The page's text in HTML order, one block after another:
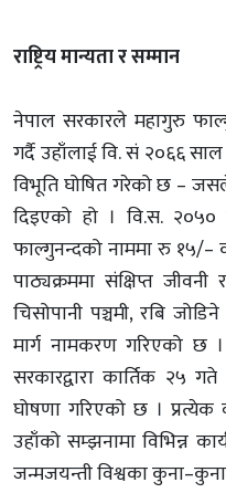
राष्ट्रिय मान्यता र सम्मान
नेपाल सरकारले महागुरु
गर्दै उहाँलाई वि. सं २०६६
विभूति घोषित गरेको छ – जसले
दिइएको हो । वि.स. २०५०
फाल्गुनन्दको नाममा रु १५/–
पाठ्यक्रममा संक्षिप्त
चिसोपानी पञ्चमी, रबि
मार्ग नामकरण गरिएको छ
सरकारद्वारा कार्तिक २५
घोषणा गरिएको छ । प्रत्येक
उहाँको सम्झनामा विभिन्न
जन्मजयन्ती विश्वका